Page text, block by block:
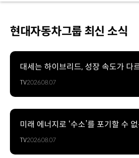
현대자동차그룹 최신 소식
대세는 하이브리드, 성장 속도가 다
TV2026.08.07
미래 에너지로 ‘수소’를 포기할 수
TV2026.08.07